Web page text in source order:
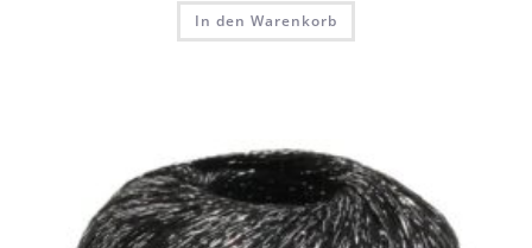
In den Warenkorb